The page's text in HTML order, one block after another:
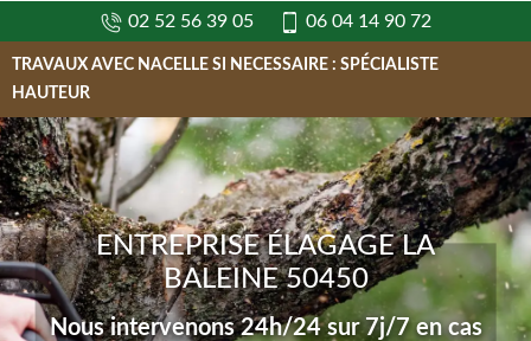
02 52 56 39 05 06 04 14 90 72
TRAVAUX AVEC NACELLE SI NECESSAIRE : SPÉCIALISTE
HAUTEUR
ENTREPRISE ÉLAGAGE LA
BALEINE 50450
Nous intervenons 24h/24 sur 7j/7 en cas